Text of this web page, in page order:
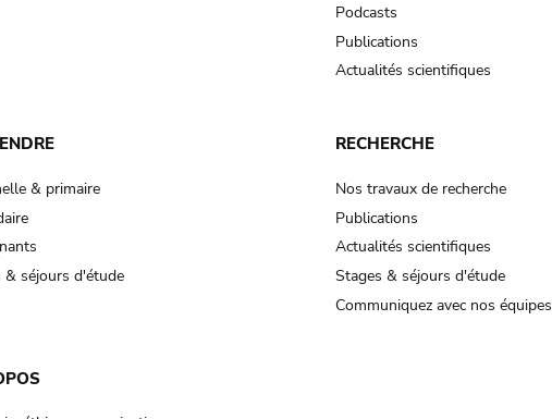
Podcasts
Publications
Actualités scientifiques
& primaire
& séjours d'étude
RECHERCHE
Nos travaux de recherche
Publications
Actualités scientifiques
Stages & séjours d'étude
Communiquez avec nos équipes